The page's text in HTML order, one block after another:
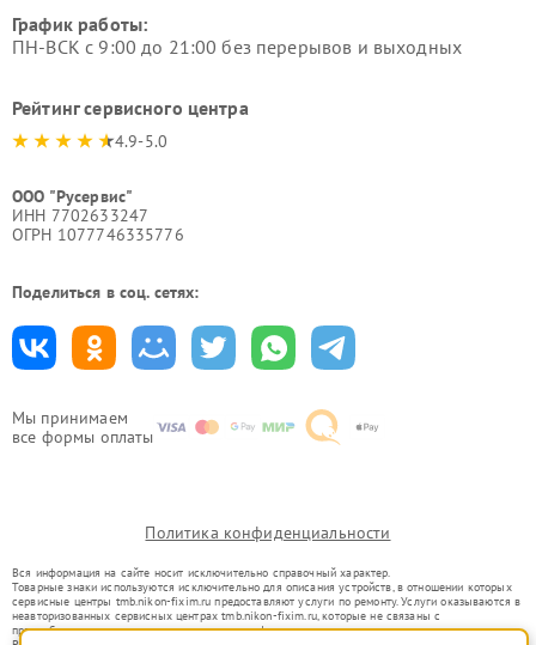
Мы принимаем
все формы оплаты
График работы:
ПН-ВСК с 9:00 до 21:00 без перерывов и выходных
Рейтинг сервисного центра
4.9-5.0
ООО "Русервис"
ИНН 7702633247
ОГРН 1077746335776
Поделиться в соц. сетях:
Политика конфиденциальности
Вся информация на сайте носит исключительно справочный характер.
Товарные знаки используются исключительно для описания устройств, в отношении которых
сервисные центры tmb.nikon-fixim.ru предоставляют услуги по ремонту. Услуги оказываются в
неавторизованных сервисных центрах tmb.nikon-fixim.ru, которые не связаны с
правообладателями товарных знаков или их официальными представителями.